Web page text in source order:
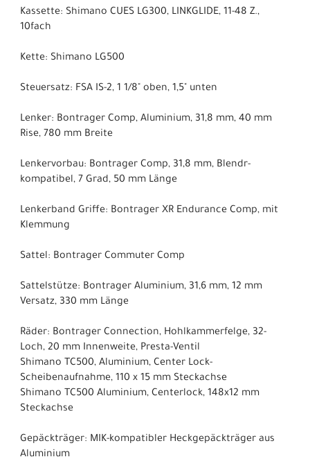
Kassette: Shimano CUES LG300, LINKGLIDE, 11-48 Z.,
10fach
Kette: Shimano LG500
Steuersatz: FSA IS-2, 1 1/8" oben, 1,5" unten
Lenker: Bontrager Comp, Aluminium, 31,8 mm, 40 mm
Rise, 780 mm Breite
Lenkervorbau: Bontrager Comp, 31,8 mm, Blendr-
kompatibel, 7 Grad, 50 mm Länge
Lenkerband Griffe: Bontrager XR Endurance Comp, mit
Klemmung
Sattel: Bontrager Commuter Comp
Sattelstütze: Bontrager Aluminium, 31,6 mm, 12 mm
Versatz, 330 mm Länge
Räder: Bontrager Connection, Hohlkammerfelge, 32-
Loch, 20 mm Innenweite, Presta-Ventil
Shimano TC500, Aluminium, Center Lock-
Scheibenaufnahme, 110 x 15 mm Steckachse
Shimano TC500 Aluminium, Centerlock, 148x12 mm
Steckachse
Gepäckträger: MIK-kompatibler Heckgepäckträger aus
Aluminium